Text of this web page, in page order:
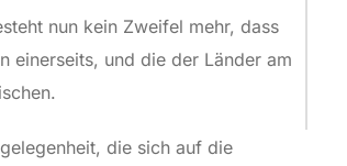
nun kein Zweifel mehr, dass
einerseits, und die der Länder am
die sich auf die